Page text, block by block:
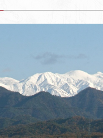
食べる
イベント
アクセ